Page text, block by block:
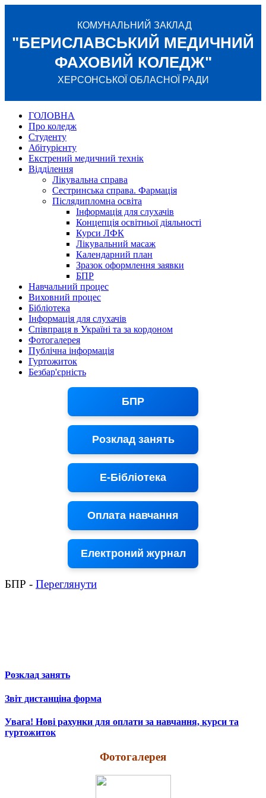
КОМУНАЛЬНИЙ ЗАКЛАД
"БЕРИСЛАВСЬКИЙ МЕДИЧНИЙ
ФАХОВИЙ КОЛЕДЖ"
ХЕРСОНСЬКОЇ ОБЛАСНОЇ РАДИ
ГОЛОВНА
Про коледж
Студенту
Абітурієнту
Екстрений медичний технік
Відділення
Лікувальна справа
Сестринська справа. Фармація
Післядипломна освіта
Інформація для слухачів
Концепція освітньої діяльності
Курси ЛФК
Лікувальний масаж
Календарний план
Зразок оформлення заявки
БПР
Навчальний процес
Виховний процес
Бібліотека
Інформація для слухачів
Співпраця в Україні та за кордоном
Фотогалерея
Публічна інформація
Гуртожиток
Безбар'єрність
БПР
Розклад занять
Е-Бібліотека
Оплата навчання
Електроний журнал
БПР - Переглянути
Розклад занять
Звіт дистанціна форма
Увага! Нові рахунки для оплати за навчання, курси та
гуртожиток
Фотогалерея